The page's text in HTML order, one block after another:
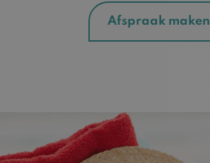
Afspraak maken